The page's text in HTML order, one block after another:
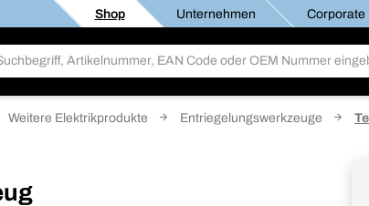
Shop Unternehmen Corporate
Weitere Elektrikprodukte Entriegelungswerkzeuge